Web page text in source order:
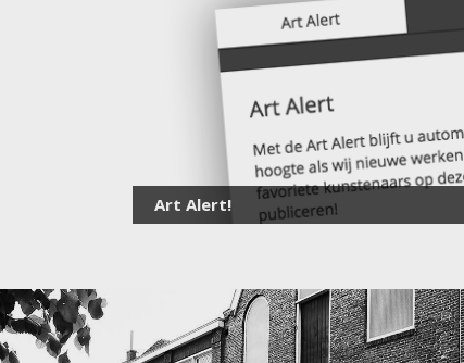
Art Alert!